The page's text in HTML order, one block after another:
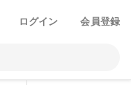
ログイン 会員登録